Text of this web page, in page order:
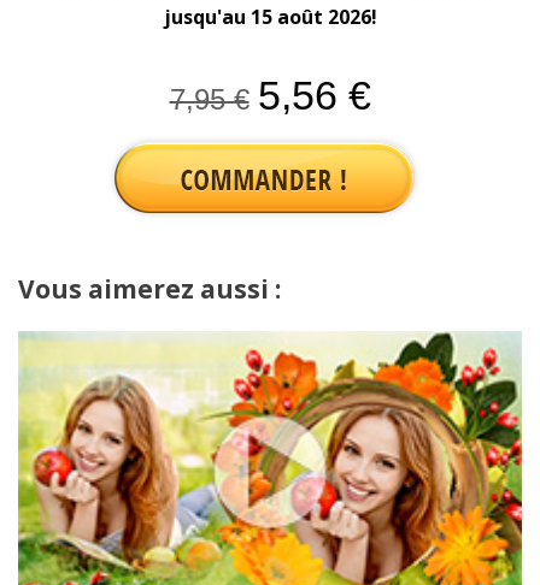
jusqu'au 15 août 2026!
7,95 € 5,56 €
Vous aimerez aussi :